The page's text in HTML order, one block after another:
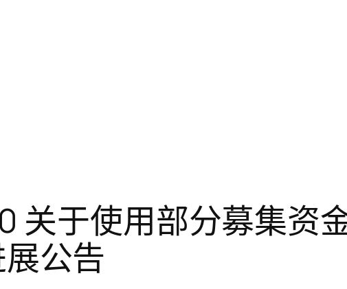
关于使用部分募集资
公告